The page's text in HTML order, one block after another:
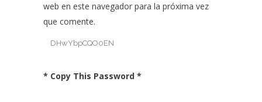
web en este navegador para la próxima vez
que comente.
* Copy This Password *